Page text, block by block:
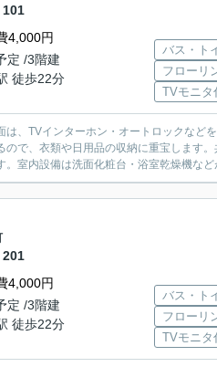
101
4,000円
定 /3階建
徒歩22分
バス・ト
フローリ
TVモニタ
、TVインターホン・オートロックなど
で、衣類や日用品の収納に重宝します
室内設備は洗面化粧台・浴室乾燥機な
201
4,000円
定 /3階建
徒歩22分
バス・ト
フローリ
TVモニタ